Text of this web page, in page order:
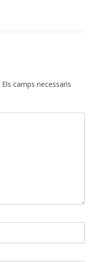
Els camps necessaris